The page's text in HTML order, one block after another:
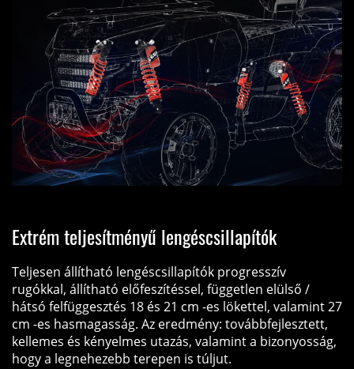
Extrém teljesítményű lengéscsillapítók
Teljesen állítható lengéscsillapítók progresszív
rugókkal, állítható előfeszítéssel, független elülső /
hátsó felfüggesztés 18 és 21 cm -es lökettel, valamint 27
cm -es hasmagasság. Az eredmény: továbbfejlesztett,
kellemes és kényelmes utazás, valamint a bizonyosság,
hogy a legnehezebb terepen is túljut.